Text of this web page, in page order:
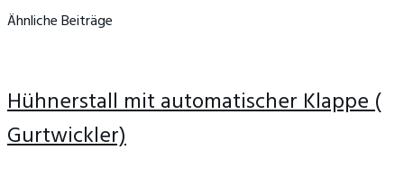
Ähnliche Beiträge
Hühnerstall mit automatischer Klappe (
Gurtwickler)